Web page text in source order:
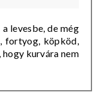
levesbe, de még
fortyog, köpköd,
kurvára nem